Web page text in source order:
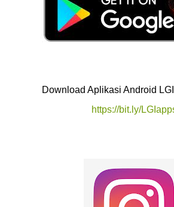
Download Aplikasi Android
https://bit.ly/